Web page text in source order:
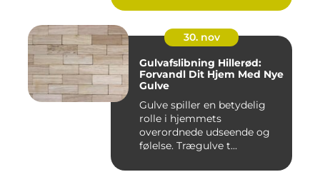
30. nov
Gulvafslibning Hillerød:
Forvandl Dit Hjem Med Nye
Gulve
Gulve spiller en betydelig
rolle i hjemmets
overordnede udseende og
følelse. Trægulve t...